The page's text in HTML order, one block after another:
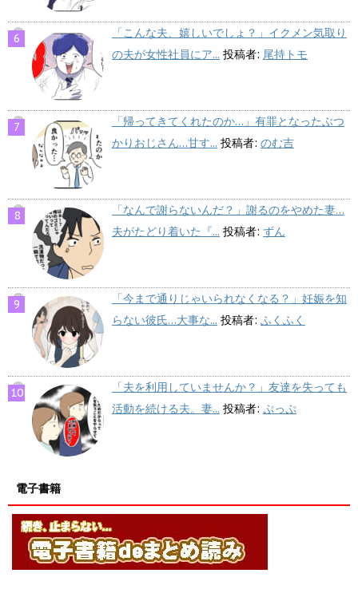
「こんな夫、嬉しいでしょ？」イクメン気取り
の夫が女性社員にア... 投稿者: 尾持トモ
「帰ってきてくれたのか…」有罪となったぶつ
かりおじさん…甘す... 投稿者: のむ吉
「なんで謝らないんだ？」謝るのをやめた妻…
夫がたどり着いた『... 投稿者: ずん
「今まで通りじゃいられなくなる？」妊娠を知
らない彼氏…大事な... 投稿者: ふくふく
「夫を利用していませんか？」友達を失っても
活動を続ける夫。妻... 投稿者: ぷっぷ
電子書籍